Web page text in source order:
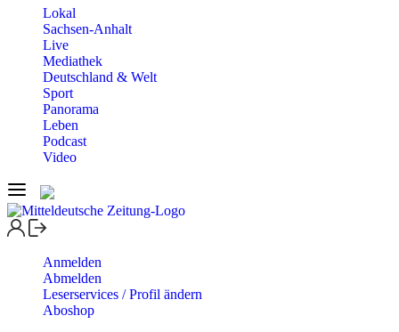
Lokal
Sachsen-Anhalt
Live
Mediathek
Deutschland & Welt
Sport
Panorama
Leben
Podcast
Video
Anmelden
Abmelden
Leserservices / Profil ändern
Aboshop